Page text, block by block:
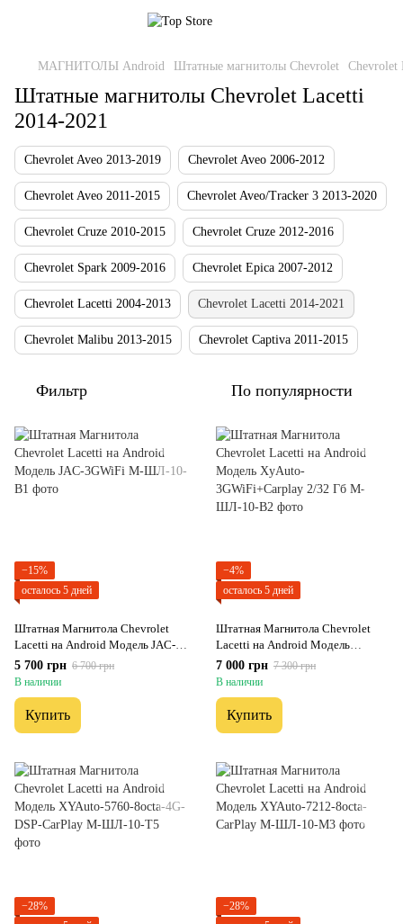
МАГНИТОЛЫ Android Штатные магнитолы Chevrolet Chevrolet
Штатные магнитолы Chevrolet Lacetti
2014-2021
Chevrolet Aveo 2013-2019 Chevrolet Aveo 2006-2012
Chevrolet Aveo 2011-2015 Chevrolet Aveo/Tracker 3 2013-2020
Chevrolet Cruze 2010-2015 Chevrolet Cruze 2012-2016
Chevrolet Spark 2009-2016 Chevrolet Epica 2007-2012
Chevrolet Lacetti 2004-2013 Chevrolet Lacetti 2014-2021
Chevrolet Malibu 2013-2015 Chevrolet Captiva 2011-2015
Фильтр По популярности
−15%
осталось 5 дней
Штатная Магнитола Chevrolet
Lacetti на Android Модель JAC-
3GWiFi
5 700 грн 6 700 грн
В наличии
Купить
−4%
осталось 5 дней
Штатная Магнитола Chevrolet
Lacetti на Android Модель
XyAuto-3GWiFi+Carplay 2/32 Гб
7 000 грн 7 300 грн
В наличии
Купить
−28%
−28%